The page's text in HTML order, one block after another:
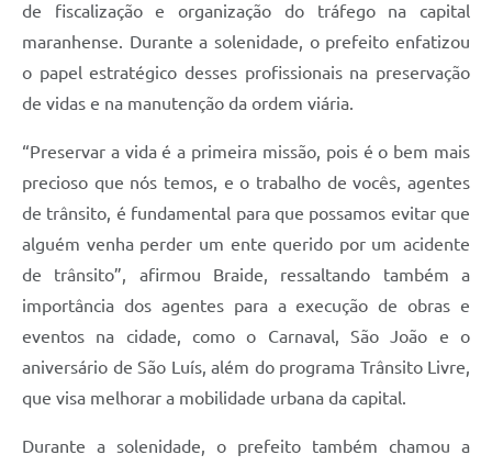
de fiscalização e organização do tráfego na capital
maranhense. Durante a solenidade, o prefeito enfatizou
o papel estratégico desses profissionais na preservação
de vidas e na manutenção da ordem viária.
“Preservar a vida é a primeira missão, pois é o bem mais
precioso que nós temos, e o trabalho de vocês, agentes
de trânsito, é fundamental para que possamos evitar que
alguém venha perder um ente querido por um acidente
de trânsito”, afirmou Braide, ressaltando também a
importância dos agentes para a execução de obras e
eventos na cidade, como o Carnaval, São João e o
aniversário de São Luís, além do programa Trânsito Livre,
que visa melhorar a mobilidade urbana da capital.
Durante a solenidade, o prefeito também chamou a